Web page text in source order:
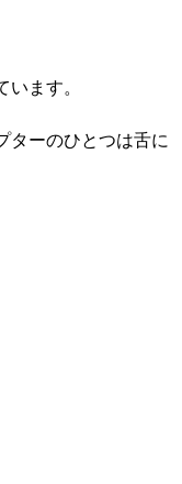
ます。
ターのひとつは舌に